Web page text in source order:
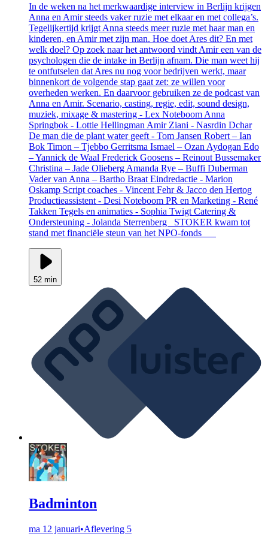
In de weken na het merkwaardige interview in Berlijn krijgen
Anna en Amir steeds vaker ruzie met elkaar en met collega’s.
Tegelijkertijd krijgt Anna steeds meer ruzie met haar man en
kinderen, en Amir met zijn man. Hoe doet Ares dit? En met
welk doel? Op zoek naar het antwoord vindt Amir een van de
psychologen die de intake in Berlijn afnam. Die man weet hij
te ontfutselen dat Ares nu nog voor bedrijven werkt, maar
binnenkort de volgende stap gaat zet: ze willen voor
overheden werken. En daarvoor gebruiken ze de podcast van
Anna en Amir. Scenario, casting, regie, edit, sound design,
muziek, mixage & mastering - Lex Noteboom Anna
Springbok - Lottie Hellingman Amir Ziani - Nasrdin Dchar
De man die de plant water geeft - Tom Jansen Robert – Ian
Bok Timon – Tjebbo Gerritsma Ismael – Ozan Aydogan Edo
– Yannick de Waal Frederick Goosens – Reinout Bussemaker
Christina – Jade Olieberg Amanda Rye – Buffi Duberman
Vader van Anna – Bartho Braat Eindredactie - Marion
Oskamp Script coaches - Vincent Fehr & Jacco den Hertog
Productieassistent - Desi Noteboom PR en Marketing - René
Takken Tegels en animaties - Sophia Twigt Catering &
Ondersteuning - Jolanda Sterrenberg STOKER kwam tot
stand met financiële steun van het NPO-fonds
52 min
Badminton
ma 12 januari•Aflevering 5